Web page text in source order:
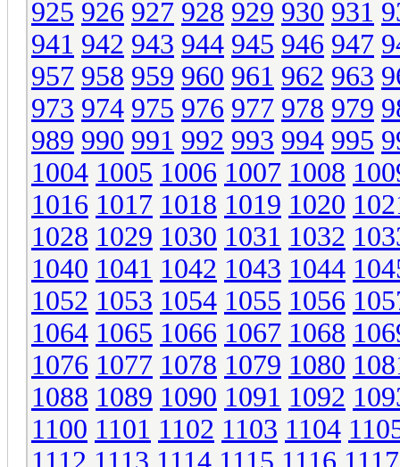
925 926 927 928 929 930 931
941 942 943 944 945 946 947
957 958 959 960 961 962 963
973 974 975 976 977 978 979
989 990 991 992 993 994 995
1004 1005 1006 1007 1008
1016 1017 1018 1019 1020
1028 1029 1030 1031 1032
1040 1041 1042 1043 1044
1052 1053 1054 1055 1056
1064 1065 1066 1067 1068
1076 1077 1078 1079 1080
1088 1089 1090 1091 1092
1100 1101 1102 1103 1104